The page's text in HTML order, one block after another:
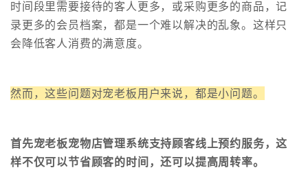
时间段里需要接待的客人更多，或采购更多的商品，记
录更多的会员档案，都是一个难以解决的乱象。这样只
会降低客人消费的满意度。
然而，这些问题对宠老板用户来说，都是小问题。
首先宠老板宠物店管理系统支持顾客线上预约服务，这
样不仅可以节省顾客的时间，还可以提高周转率。